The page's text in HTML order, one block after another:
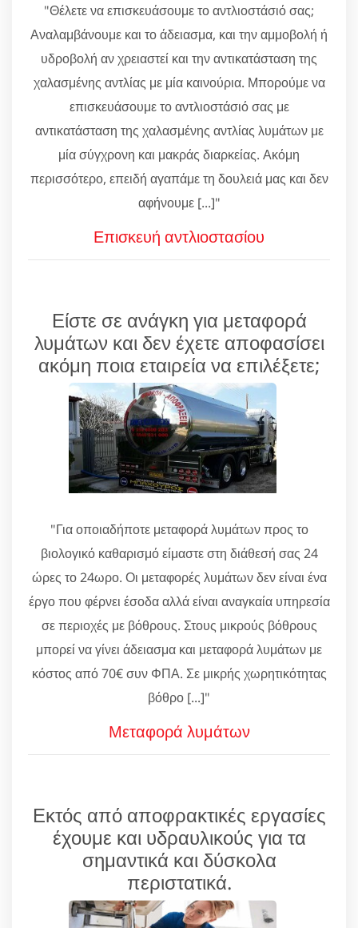
"Θέλετε να επισκευάσουμε το αντλιοστάσιό σας;
Αναλαμβάνουμε και το άδειασμα, και την αμμοβολή ή
υδροβολή αν χρειαστεί και την αντικατάσταση της
χαλασμένης αντλίας με μία καινούρια. Μπορούμε να
επισκευάσουμε το αντλιοστάσιό σας με
αντικατάσταση της χαλασμένης αντλίας λυμάτων με
μία σύγχρονη και μακράς διαρκείας. Ακόμη
περισσότερο, επειδή αγαπάμε τη δουλειά μας και δεν
αφήνουμε [...]"
Επισκευή αντλιοστασίου
Είστε σε ανάγκη για μεταφορά
λυμάτων και δεν έχετε αποφασίσει
ακόμη ποια εταιρεία να επιλέξετε;
"Για οποιαδήποτε μεταφορά λυμάτων προς το
βιολογικό καθαρισμό είμαστε στη διάθεσή σας 24
ώρες το 24ωρο. Οι μεταφορές λυμάτων δεν είναι ένα
έργο που φέρνει έσοδα αλλά είναι αναγκαία υπηρεσία
σε περιοχές με βόθρους. Στους μικρούς βόθρους
μπορεί να γίνει άδειασμα και μεταφορά λυμάτων με
κόστος από 70€ συν ΦΠΑ. Σε μικρής χωρητικότητας
βόθρο [...]"
Μεταφορά λυμάτων
Εκτός από αποφρακτικές εργασίες
έχουμε και υδραυλικούς για τα
σημαντικά και δύσκολα
περιστατικά.